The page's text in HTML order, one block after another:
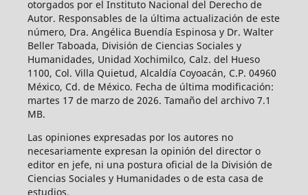
otorgados por el Instituto Nacional del Derecho de
Autor. Responsables de la última actualización de este
número, Dra. Angélica Buendía Espinosa y Dr. Walter
Beller Taboada, División de Ciencias Sociales y
Humanidades, Unidad Xochimilco, Calz. del Hueso
1100, Col. Villa Quietud, Alcaldía Coyoacán, C.P. 04960
México, Cd. de México. Fecha de última modificación:
martes 17 de marzo de 2026. Tamaño del archivo 7.1
MB.
Las opiniones expresadas por los autores no
necesariamente expresan la opinión del director o
editor en jefe, ni una postura oficial de la División de
Ciencias Sociales y Humanidades o de esta casa de
estudios.